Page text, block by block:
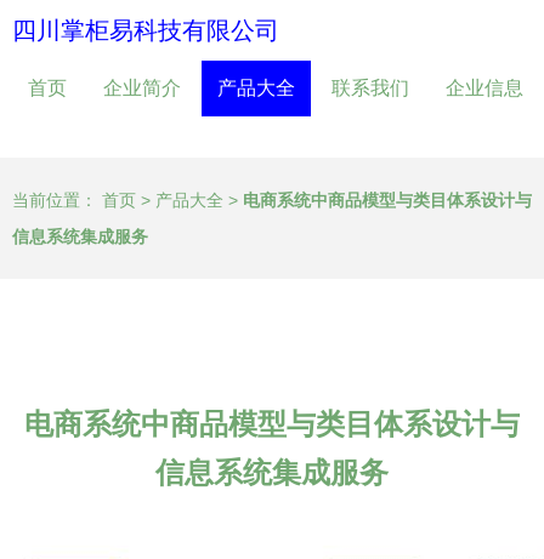
四川掌柜易科技有限公司
首页 企业简介 产品大全 联系我们 企业信息
当前位置： 首页 > 产品大全 > 电商系统中商品模型与类目体系设计与
信息系统集成服务
电商系统中商品模型与类目体系设计与
信息系统集成服务